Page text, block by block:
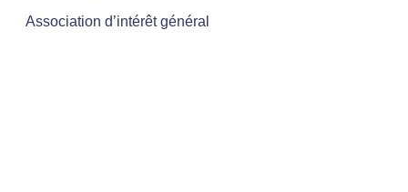
Association d’intérêt général